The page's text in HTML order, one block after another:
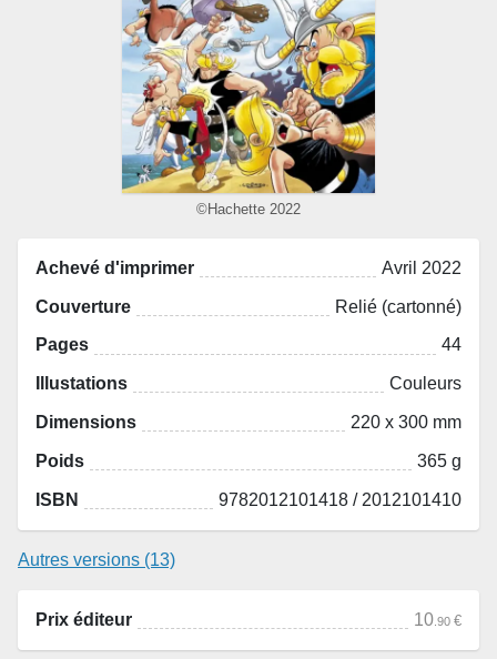
©Hachette 2022
Achevé d'imprimer Avril 2022
Couverture Relié (cartonné)
Pages 44
Illustations Couleurs
Dimensions 220 x 300 mm
Poids 365 g
ISBN 9782012101418 / 2012101410
Autres versions (13)
Prix éditeur 10.90 €